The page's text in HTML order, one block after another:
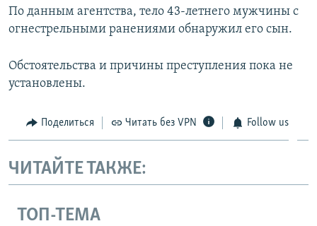
ПОБЕДИТЕЛЕЙ НЕ СУДЯТ?
ELIFBE
ПРИСОЕДИНЯЙТЕСЬ!
Все сайты RFE/RL
По данным агентства, тело 43-летнего мужчины с
огнестрельными ранениями обнаружил его сын.
Обстоятельства и причины преступления пока не
установлены.
Поделиться Читать без VPN Follow us
ЧИТАЙТЕ ТАКЖЕ:
ТОП-ТЕМА